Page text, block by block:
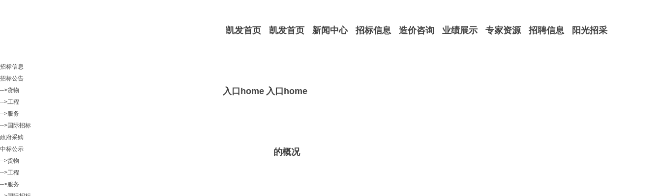
凯发首页
入口home
凯发首页
入口home
的概况
新闻中心 招标信息 造价咨询 业绩展示 专家资源 招聘信息 阳光招采
招标信息
招标公告
-->货物
-->工程
-->服务
-->国际招标
政府采购
中标公示
-->货物
-->工程
-->服务